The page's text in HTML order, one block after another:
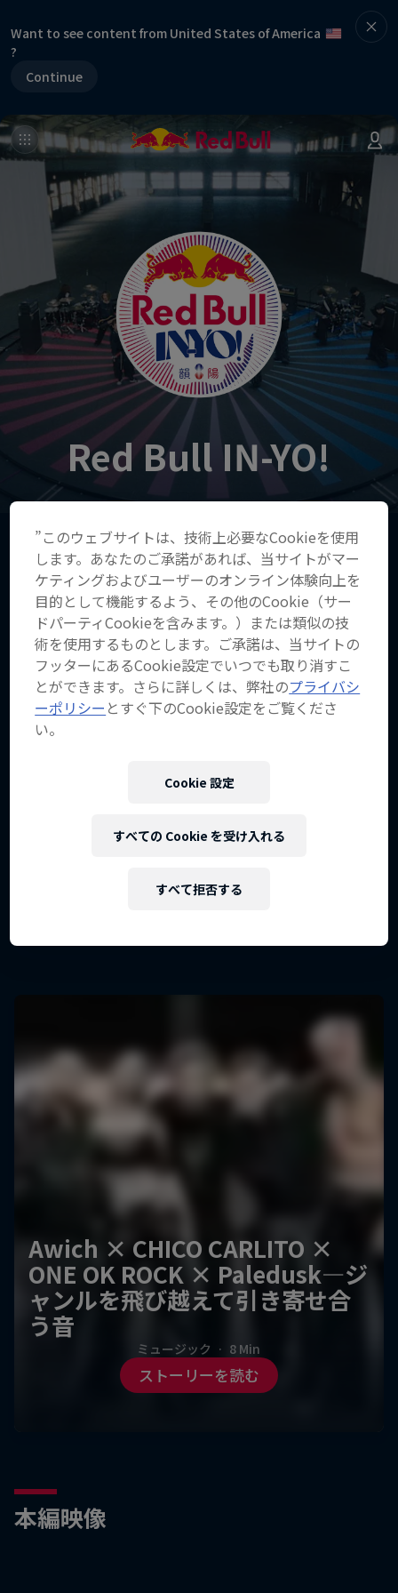
Want to see content from United States of America
?
Continue
Red Bull IN-YO!
ヒップホップをベースに、様々なジャンルとの邂逅
により新しい音楽を作り出していく新シリーズ
「Red Bull IN-YO!」。
第一回は、ヒップホップサイドからAwichと
CHICO CARLITOが、対するロックサイドからは
ヒップホップとロック——互いに引き寄せ合う
なく、ぶつかり混ざり合うことで生まれる音楽のか
Awich × CHICO CARLITO ×
ONE OK ROCK × Paledusk—ジ
ャンルを飛び越えて引き寄せ合
う音
ストーリーを読む
ミュージック · 8 Min
本編映像
”このウェブサイトは、技術上必要なCookieを使用
します。あなたのご承諾があれば、当サイトがマー
ケティングおよびユーザーのオンライン体験向上を
目的として機能するよう、その他のCookie（サー
ドパーティCookieを含みます。）または類似の技
術を使用するものとします。ご承諾は、当サイトの
フッターにあるCookie設定でいつでも取り消すこ
とができます。さらに詳しくは、弊社のプライバシ
ーポリシー とすぐ下のCookie設定をご覧くださ
い。
Cookie 設定
すべて拒否する
すべての Cookie を受け入れる